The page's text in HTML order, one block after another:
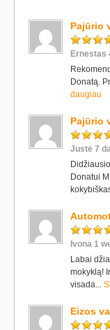
Pajūrio
Ernestas
Donatą.
daugiau
Pajūrio
Justė 7
Donatui
Ivona 1
Labai
mokyklą!
visada...
Eizos